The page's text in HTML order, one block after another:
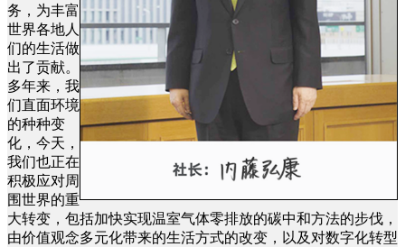
务，为丰富
世界各地人
们的生活做
出了贡献。
多年来，我
们直面环境
的种种变
化，今天，
我们也正在
积极应对周
围世界的重
大转变，包括加快实现温室气体零排放的碳中和方法的步伐，
由价值观念多元化带来的生活方式的改变，以及对数字化转型